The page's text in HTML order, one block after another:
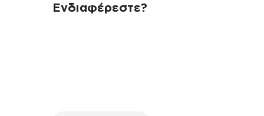
Ενδιαφέρεστε?